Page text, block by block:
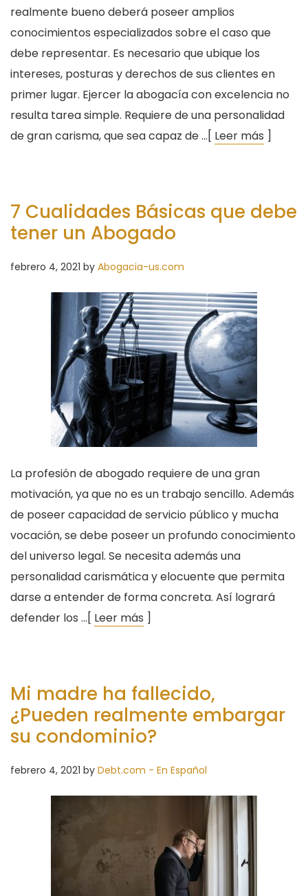
realmente bueno deberá poseer amplios
conocimientos especializados sobre el caso que
debe representar. Es necesario que ubique los
intereses, posturas y derechos de sus clientes en
primer lugar. Ejercer la abogacía con excelencia no
resulta tarea simple. Requiere de una personalidad
de gran carisma, que sea capaz de …[ Leer más ]
7 Cualidades Básicas que debe
tener un Abogado
febrero 4, 2021 by Abogacia-us.com
La profesión de abogado requiere de una gran
motivación, ya que no es un trabajo sencillo. Además
de poseer capacidad de servicio público y mucha
vocación, se debe poseer un profundo conocimiento
del universo legal. Se necesita además una
personalidad carismática y elocuente que permita
darse a entender de forma concreta. Así logrará
defender los …[ Leer más ]
Mi madre ha fallecido,
¿Pueden realmente embargar
su condominio?
febrero 4, 2021 by Debt.com - En Español